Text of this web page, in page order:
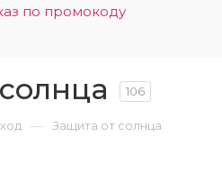
по промокоду
106
— Защита от солнца